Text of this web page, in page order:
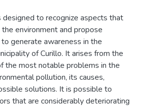
designed to recognize aspects that
environment and propose
generate awareness in the
of Curillo. It arises from the
the most notable problems in the
pollution, its causes,
solutions. It is possible to
that are considerably deteriorating